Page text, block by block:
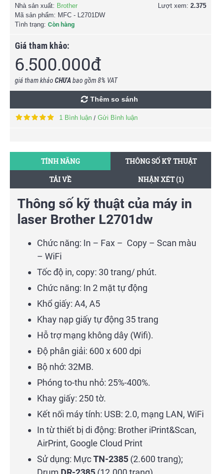
Lượt xem: 2.375
Nhà sản xuất: Brother
Mã sản phẩm: MFC - L2701DW
Tình trạng: Còn hàng
Giá tham khảo:
6.500.000đ
giá tham khảoCHƯA bao gồm 8% VAT
Thêm so sánh
1 Bình luận / Gửi Bình luận
TÍNH NĂNG
THÔNG SỐ KỸ THUẬT
TẢI VỀ
NHẬN XÉT (1)
Thông số kỹ thuật của máy in
laser Brother L2701dw
Chức năng: In – Fax – Copy – Scan màu
– WiFi
Tốc độ in, copy: 30 trang/ phút.
Chức năng: In 2 mặt tự động
Khổ giấy: A4, A5
Khay nạp giấy tự động 35 trang
Hỗ trợ mạng không dây (Wifi).
Độ phân giải: 600 x 600 dpi
Bộ nhớ: 32MB.
Phóng to-thu nhỏ: 25%-400%.
Khay giấy: 250 tờ.
Kết nối máy tính: USB: 2.0, mạng LAN, WiFi
In từ thiết bị di động: Brother iPrint&Scan,
AirPrint, Google Cloud Print
Sử dụng: MựcTN-2385 (2.600 trang);